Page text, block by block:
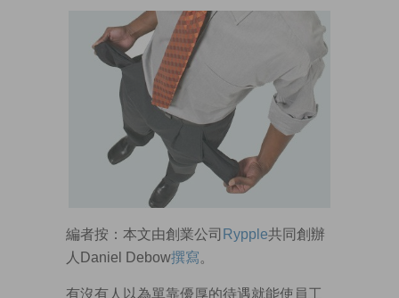
編者按：本文由創業公司 Rypple共同創辦
人Daniel Debow撰寫。
有沒有人以為單靠優厚的待遇就能使員工